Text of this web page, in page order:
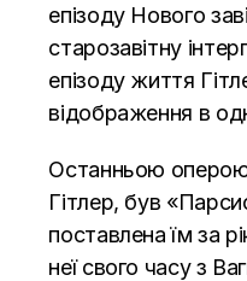
епізоду Нового
старозавітну
епізоду життя
відображення в
Останньою
Гітлер, був
поставлена ​​їм за
неї свого часу з